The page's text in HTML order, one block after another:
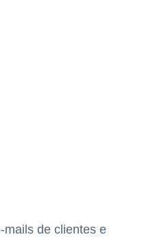
mails de clientes e